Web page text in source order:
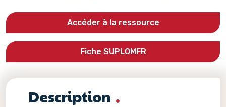
Accéder à la ressource
Fiche SUPLOMFR
Description